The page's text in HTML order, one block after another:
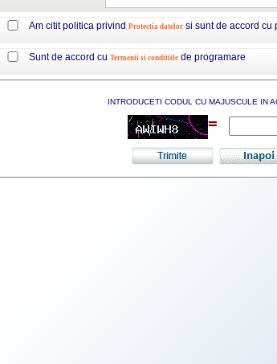
Am citit politica privind Protectia datelor si sunt de accord cu
Sunt de accord cu Termenii si conditiile de programare
INTRODUCETI CODUL CU MAJUSCULE IN
=